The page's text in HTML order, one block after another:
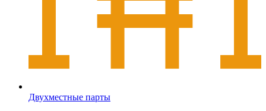
Двухместные парты